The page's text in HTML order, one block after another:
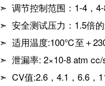
➣ 调节控制范围：1-4，4-
➣ 安全测试压力：1.5倍
➣ 适用温度:100℃至＋
➣ 泄漏率: 2×10-8 atm cc/
➣ CV值:2.6，4.1，6.6，